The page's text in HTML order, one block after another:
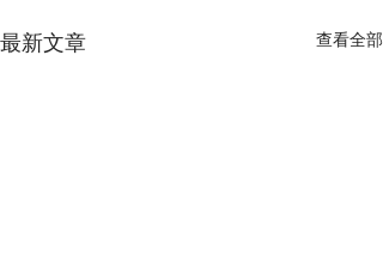
最新文章 查看全部